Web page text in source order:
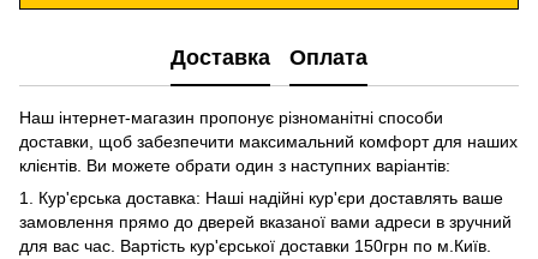
Доставка Оплата
Наш інтернет-магазин пропонує різноманітні способи
доставки, щоб забезпечити максимальний комфорт для наших
клієнтів. Ви можете обрати один з наступних варіантів:
1. Кур'єрська доставка: Наші надійні кур'єри доставлять ваше
замовлення прямо до дверей вказаної вами адреси в зручний
для вас час. Вартість кур'єрської доставки 150грн по м.Київ.